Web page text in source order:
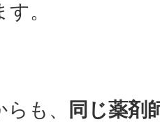
。
も、
同じ薬剤